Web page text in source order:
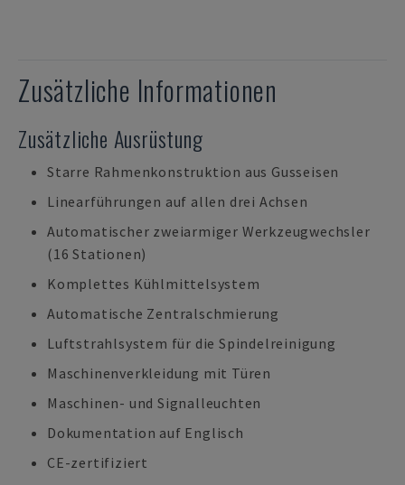
Zusätzliche Informationen
Zusätzliche Ausrüstung
Starre Rahmenkonstruktion aus Gusseisen
Linearführungen auf allen drei Achsen
Automatischer zweiarmiger Werkzeugwechsler
(16 Stationen)
Komplettes Kühlmittelsystem
Automatische Zentralschmierung
Luftstrahlsystem für die Spindelreinigung
Maschinenverkleidung mit Türen
Maschinen- und Signalleuchten
Dokumentation auf Englisch
CE-zertifiziert